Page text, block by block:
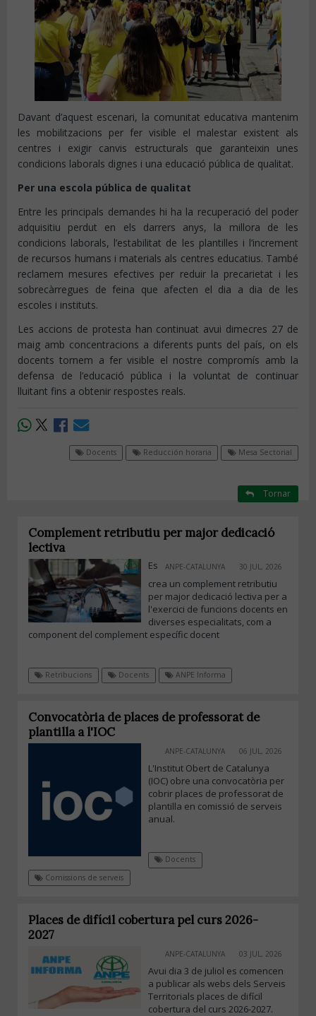
Davant d’aquest escenari, la comunitat educativa mantenim
les mobilitzacions per fer visible el malestar existent als
centres i exigir canvis estructurals que garanteixin unes
condicions laborals dignes i una educació pública de qualitat.
Per una escola pública de qualitat
Entre les principals demandes hi ha la recuperació del poder
adquisitiu perdut en els darrers anys, la millora de les
condicions laborals, l’estabilitat de les plantilles i l’increment
de recursos humans i materials als centres educatius. També
reclamem mesures efectives per reduir la precarietat i les
sobrecàrregues de feina que afecten el dia a dia de les
escoles i instituts.
Les accions de protesta han continuat avui dimecres 27 de
maig amb concentracions a diferents punts del país, on els
docents tornem a fer visible el nostre compromís amb la
defensa de l’educació pública i la voluntat de continuar
lluitant fins a obtenir respostes reals.
Docents Reducción horaria Mesa Sectorial
Tornar
Complement retributiu per major dedicació
lectiva
ANPE-CATALUNYA 30 JUL, 2026
Es
crea un complement retributiu
per major dedicació lectiva per a
l'exercici de funcions docents en
diverses especialitats, com a
component del complement específic docent
Retribucions Docents ANPE Informa
Convocatòria de places de professorat de
plantilla a l'IOC
ANPE-CATALUNYA 06 JUL, 2026
L'Institut Obert de Catalunya
(IOC) obre una convocatòria per
cobrir places de professorat de
plantilla en comissió de serveis
anual.
Docents
Comissions de serveis
Places de difícil cobertura pel curs 2026-
2027
ANPE-CATALUNYA 03 JUL, 2026
Avui dia 3 de juliol es comencen
a publicar als webs dels Serveis
Territorials places de difícil
cobertura del curs 2026-2027.